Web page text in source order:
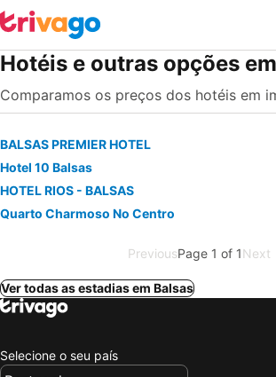
Hotéis e outras opções
Comparamos os preços dos hotéis em
BALSAS PREMIER HOTEL
Hotel 10 Balsas
HOTEL RIOS - BALSAS
Quarto Charmoso No Centro
PreviousPage 1 of 1Next
Ver todas as estadias em Balsas
Selecione o seu país